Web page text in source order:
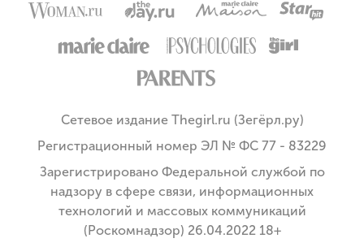
Сетевое издание Thegirl.ru (Зегёрл.ру)
Регистрационный номер ЭЛ № ФС 77 - 83229
Зарегистрировано Федеральной службой по
надзору в сфере связи, информационных
технологий и массовых коммуникаций
(Роскомнадзор) 26.04.2022 18+